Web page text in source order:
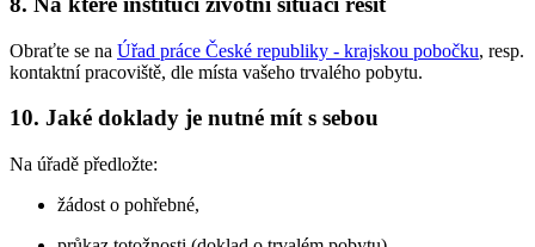
Obraťte se na Úřad práce České republiky - krajskou pobočku, resp.
kontaktní pracoviště, dle místa vašeho trvalého pobytu.
10. Jaké doklady je nutné mít s sebou
Na úřadě předložte:
žádost o pohřebné,